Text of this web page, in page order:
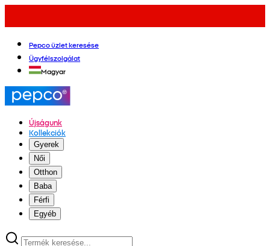
Pepco üzlet keresése
Ügyfélszolgálat
Magyar
Újságunk
Kollekciók
Gyerek
Női
Otthon
Baba
Férfi
Egyéb